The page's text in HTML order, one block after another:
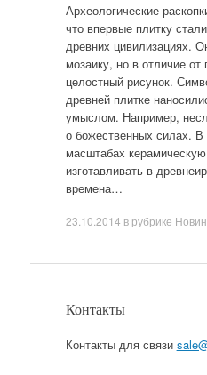
Археологические
что впервые плитку
древних цивилизациях.
мозаику, но в отличие
целостный рисунок.
древней плитке
умыслом. Например,
о божественных силах. В
масштабах
изготавливать в
времена…
23.10.2014 в рубрике
Контакты
Контакты для связи